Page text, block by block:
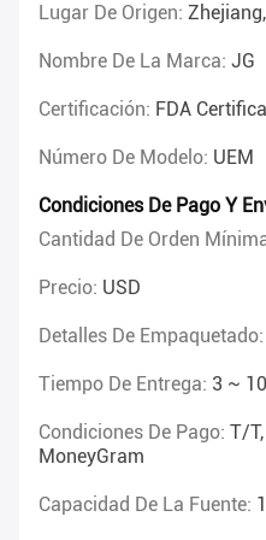
Lugar De Origen:
Nombre De La Marca: JG
Certificación: FDA
Número De Modelo: UEM
Condiciones De Pago Y
Cantidad De Orden
Precio: USD
Detalles De Empaquetado:
Tiempo De Entrega: 3 ~
Condiciones De Pago: T/
MoneyGram
Capacidad De La Fuente: